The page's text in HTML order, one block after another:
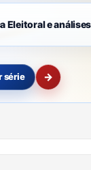
Eleitoral e análises
série →